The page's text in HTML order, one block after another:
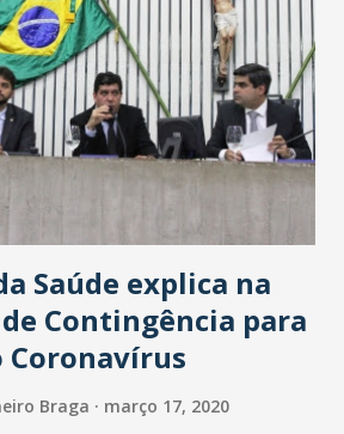
Saúde explica na
de Contingência para
Coronavírus
Braga março 17, 2020